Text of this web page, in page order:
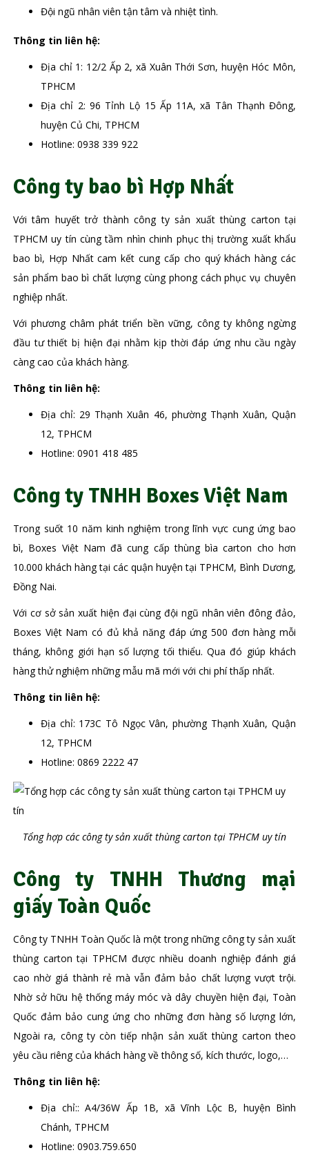
Đội ngũ nhân viên tận tâm và nhiệt tình.
Thông tin liên hệ:
Địa chỉ 1: 12/2 Ấp 2, xã Xuân Thới Sơn, huyện Hóc Môn,
TPHCM
Địa chỉ 2: 96 Tỉnh Lộ 15 Ấp 11A, xã Tân Thạnh Đông,
huyện Củ Chi, TPHCM
Hotline: 0938 339 922
Công ty bao bì Hợp Nhất
Với tâm huyết trở thành công ty sản xuất thùng carton tại
TPHCM uy tín cùng tầm nhìn chinh phục thị trường xuất khẩu
bao bì, Hợp Nhất cam kết cung cấp cho quý khách hàng các
sản phẩm bao bì chất lượng cùng phong cách phục vụ chuyên
nghiệp nhất.
Với phương châm phát triển bền vững, công ty không ngừng
đầu tư thiết bị hiện đại nhằm kịp thời đáp ứng nhu cầu ngày
càng cao của khách hàng.
Thông tin liên hệ:
Địa chỉ: 29 Thạnh Xuân 46, phường Thạnh Xuân, Quận
12, TPHCM
Hotline: 0901 418 485
Công ty TNHH Boxes Việt Nam
Trong suốt 10 năm kinh nghiệm trong lĩnh vực cung ứng bao
bì, Boxes Việt Nam đã cung cấp thùng bìa carton cho hơn
10.000 khách hàng tại các quận huyện tại TPHCM, Bình Dương,
Đồng Nai.
Với cơ sở sản xuất hiện đại cùng đội ngũ nhân viên đông đảo,
Boxes Việt Nam có đủ khả năng đáp ứng 500 đơn hàng mỗi
tháng, không giới hạn số lượng tối thiểu. Qua đó giúp khách
hàng thử nghiệm những mẫu mã mới với chi phí thấp nhất.
Thông tin liên hệ:
Địa chỉ: 173C Tô Ngọc Vân, phường Thạnh Xuân, Quận
12, TPHCM
Hotline: 0869 2222 47
Tổng hợp các công ty sản xuất thùng carton tại TPHCM uy tín
Công ty TNHH Thương mại
giấy Toàn Quốc
Công ty TNHH Toàn Quốc là một trong những công ty sản xuất
thùng carton tại TPHCM được nhiều doanh nghiệp đánh giá
cao nhờ giá thành rẻ mà vẫn đảm bảo chất lượng vượt trội.
Nhờ sở hữu hệ thống máy móc và dây chuyền hiện đại, Toàn
Quốc đảm bảo cung ứng cho những đơn hàng số lượng lớn,
Ngoài ra, công ty còn tiếp nhận sản xuất thùng carton theo
yêu cầu riêng của khách hàng về thông số, kích thước, logo,…
Thông tin liên hệ:
Địa chỉ:: A4/36W Ấp 1B, xã Vĩnh Lộc B, huyện Bình
Chánh, TPHCM
Hotline: 0903.759.650